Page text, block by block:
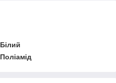
Білий
Поліамід